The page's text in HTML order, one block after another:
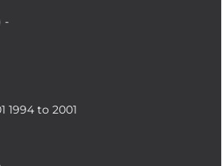
-
1994 to 2001